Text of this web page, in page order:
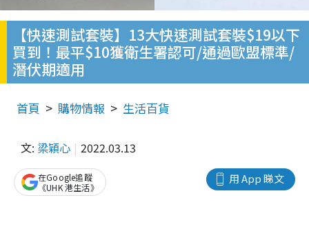
【快速測試套裝】13大快速測試套裝$19以下
買到！最平$10獲衛生署認可/通過歐盟標準/
潛伏期適用
首頁 購物情報 生活百貨
文: 梁穎心 2022.03.13
用 App 睇文
在Google追蹤
《UHK 港生活》